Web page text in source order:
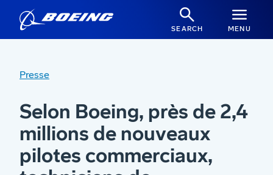
SEARCH MENU
Presse
Selon Boeing, près de 2,4
millions de nouveaux
pilotes commerciaux,